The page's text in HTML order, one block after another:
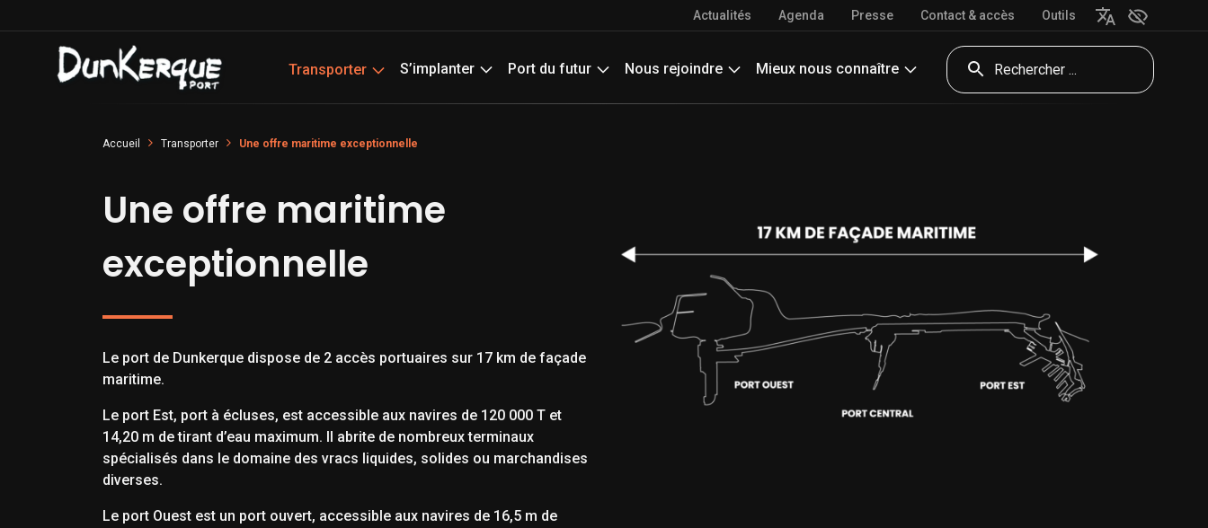
Actualités Agenda Presse Contact & accès Outils
Transporter S’implanter Port du futur Nous rejoindre Mieux nous connaître
Accueil Transporter Une offre maritime exceptionnelle
Une offre maritime
exceptionnelle
Le port de Dunkerque dispose de 2 accès portuaires sur 17 km de façade
maritime.
Le port Est, port à écluses, est accessible aux navires de 120 000 T et
14,20 m de tirant d’eau maximum. Il abrite de nombreux terminaux
spécialisés dans le domaine des vracs liquides, solides ou marchandises
diverses.
Le port Ouest est un port ouvert, accessible aux navires de 16,5 m de